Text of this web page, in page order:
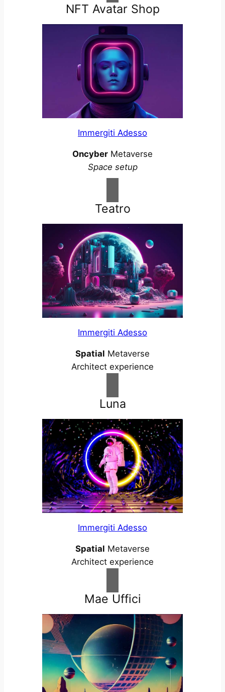
NFT Avatar Shop
Immergiti Adesso
Oncyber Metaverse
Space setup
Teatro
Immergiti Adesso
Spatial Metaverse
Architect experience
Luna
Immergiti Adesso
Spatial Metaverse
Architect experience
Mae Uffici